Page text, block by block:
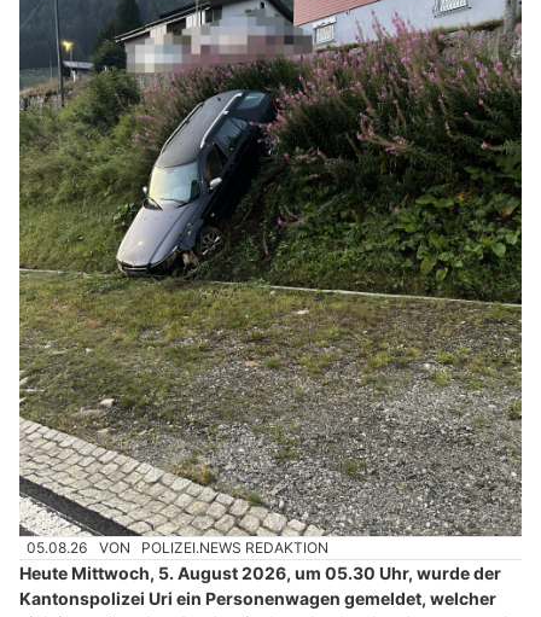
05.08.26 VON POLIZEI.NEWS REDAKTION
Heute Mittwoch, 5. August 2026, um 05.30 Uhr, wurde der
Kantonspolizei Uri ein Personenwagen gemeldet, welcher